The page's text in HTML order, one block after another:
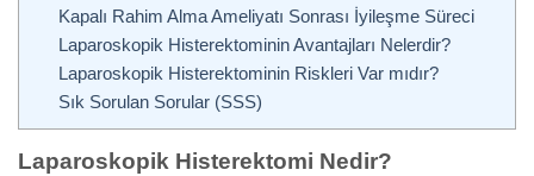
Kapalı Rahim Alma Ameliyatı Sonrası İyileşme Süreci
Laparoskopik Histerektominin Avantajları Nelerdir?
Laparoskopik Histerektominin Riskleri Var mıdır?
Sık Sorulan Sorular (SSS)
Laparoskopik Histerektomi Nedir?